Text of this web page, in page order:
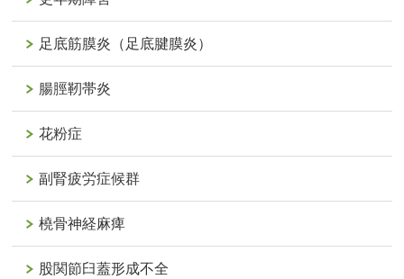
足底筋膜炎（足底腱膜炎）
腸脛靭帯炎
花粉症
副腎疲労症候群
橈骨神経麻痺
股関節臼蓋形成不全